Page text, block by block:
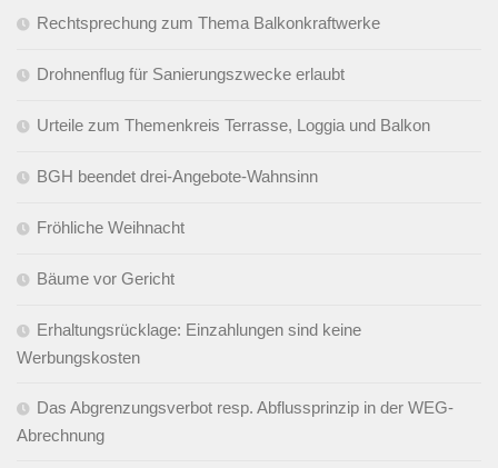
Rechtsprechung zum Thema Balkonkraftwerke
Drohnenflug für Sanierungszwecke erlaubt
Urteile zum Themenkreis Terrasse, Loggia und Balkon
BGH beendet drei-Angebote-Wahnsinn
Fröhliche Weihnacht
Bäume vor Gericht
Erhaltungsrücklage: Einzahlungen sind keine
Werbungskosten
Das Abgrenzungsverbot resp. Abflussprinzip in der WEG-
Abrechnung